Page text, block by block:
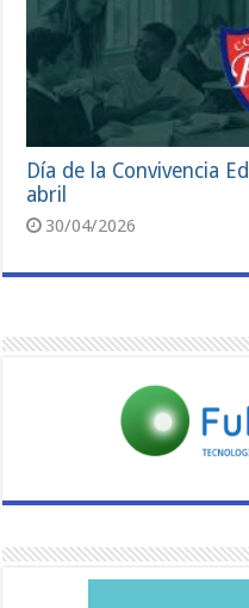
Día de la Convivencia
abril
30/04/2026